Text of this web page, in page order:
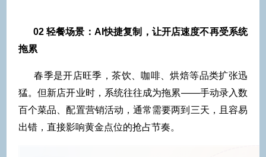
02轻餐场景：AI快捷复制，让开店速度不再受系统
拖累
春季是开店旺季，茶饮、咖啡、烘焙等品类扩张迅
猛。但新店开业时，系统往往成为拖累——手动录入数
百个菜品、配置营销活动，通常需要两到三天，且容易
出错，直接影响黄金点位的抢占节奏。